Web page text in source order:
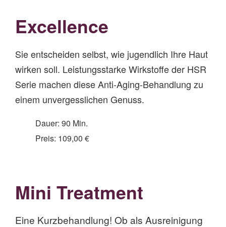
Excellence
Sie entscheiden selbst, wie jugendlich Ihre Haut
wirken soll. Leistungsstarke Wirkstoffe der HSR
Serie machen diese Anti-Aging-Behandlung zu
einem unvergesslichen Genuss.
Dauer: 90 Min.
Preis: 109,00 €
Mini Treatment
Eine Kurzbehandlung! Ob als Ausreinigung